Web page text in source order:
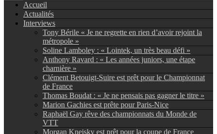
Accueil
Actualités
Interviews
Tony Bérile « Je ne regrette en rien d’avoir rejoint la
métropole »
Soline Lamboley : « Lointek, un très beau défi »
Anthony Ravard : « Les années juniors, une étape
charnière »
Clément Betouigt-Suire est prêt pour le Championnat
de France
Thomas Boudat : « Je ne pensais pas gagner le titre »
Marion Gachies est prête pour Paris-Nice
Raphaël Gay rêve des championnats du Monde de
VTT
Morgan Kneisky est prêt pour la coupe de France